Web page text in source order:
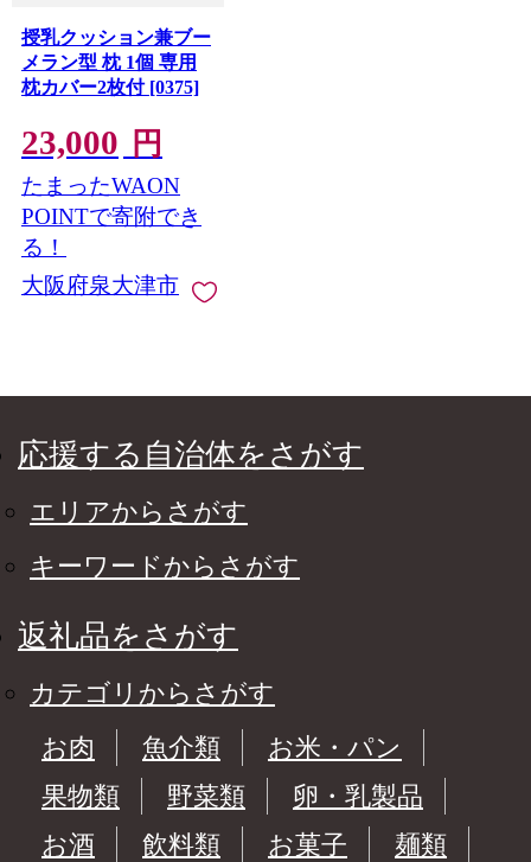
授乳クッション兼ブー
メラン型 枕 1個 専用
枕カバー2枚付 [0375]
23,000 円
たまったWAON
POINTで寄附でき
る！
大阪府泉大津市
応援する自治体をさがす
エリアからさがす
キーワードからさがす
返礼品をさがす
カテゴリからさがす
お肉
魚介類
お米・パン
果物類
野菜類
卵・乳製品
お酒
飲料類 お菓子
麺類